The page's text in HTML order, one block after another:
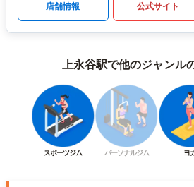
店舗情報 公式サイト
上永谷駅で他のジャンル
スポーツジム パーソナルジム ヨ